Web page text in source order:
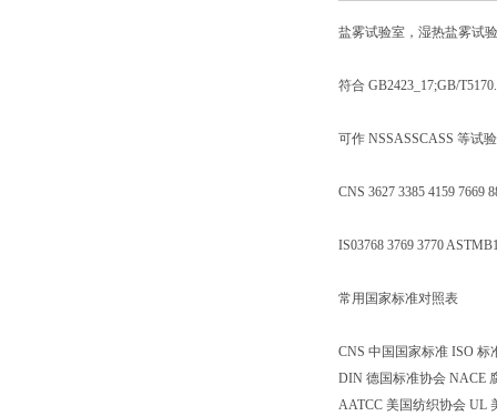
盐雾试验室，湿热盐雾试
符合 GB2423_17;GB/
可作 NSSASSCASS 等试
CNS 3627 3385 4159 7669
IS03768 3769 3770
常用国家标准对照表
CNS 中国国家标准 ISO
DIN 德国标准协会 NACE
AATCC 美国纺织协会 UL